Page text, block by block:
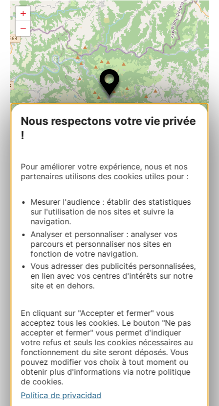
Nous respectons votre vie privée
!
Pour améliorer votre expérience, nous et nos
partenaires utilisons des cookies utiles pour :
Mesurer l'audience : établir des statistiques
sur l'utilisation de nos sites et suivre la
navigation.
Analyser et personnaliser : analyser vos
parcours et personnaliser nos sites en
fonction de votre navigation.
Vous adresser des publicités personnalisées,
en lien avec vos centres d'intérêts sur notre
site et en dehors.
En cliquant sur "Accepter et fermer" vous
acceptez tous les cookies. Le bouton "Ne pas
accepter et fermer" vous permet d'indiquer
votre refus et seuls les cookies nécessaires au
fonctionnement du site seront déposés. Vous
pouvez modifier vos choix à tout moment ou
obtenir plus d'informations via notre politique
de cookies.
Política de privacidad
+
−
Au Castellou – Conques Faubourg
Faubourg de Conques, Conques 12320
CONQUES-EN-ROUERGUE
Ruta y acceso
+33648156691
E-mail
Sitio web